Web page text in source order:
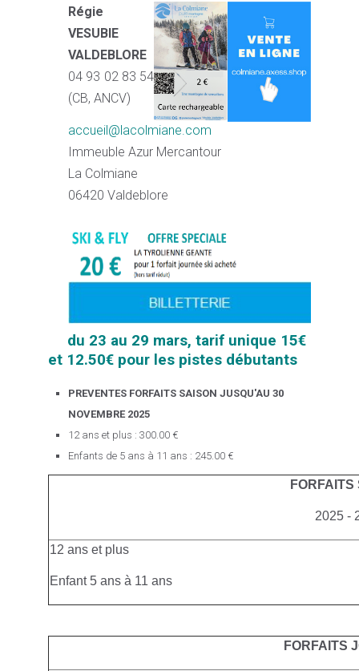
Régie
VESUBIE
VALDEBLORE
04 93 02 83 54
(CB, ANCV)
accueil@lacolmiane.com
Immeuble Azur Mercantour
La Colmiane
06420 Valdeblore
du 23 au 29 mars, tarif unique 15€
et 12.50€ pour les pistes débutants
PREVENTES FORFAITS SAISON JUSQU'AU 30
NOVEMBRE 2025
12 ans et plus : 300.00 €
Enfants de 5 ans à 11 ans : 245.00 €
FORFAITS
2025 -
12 ans et plus
Enfant 5 ans à 11 ans
FORFAITS